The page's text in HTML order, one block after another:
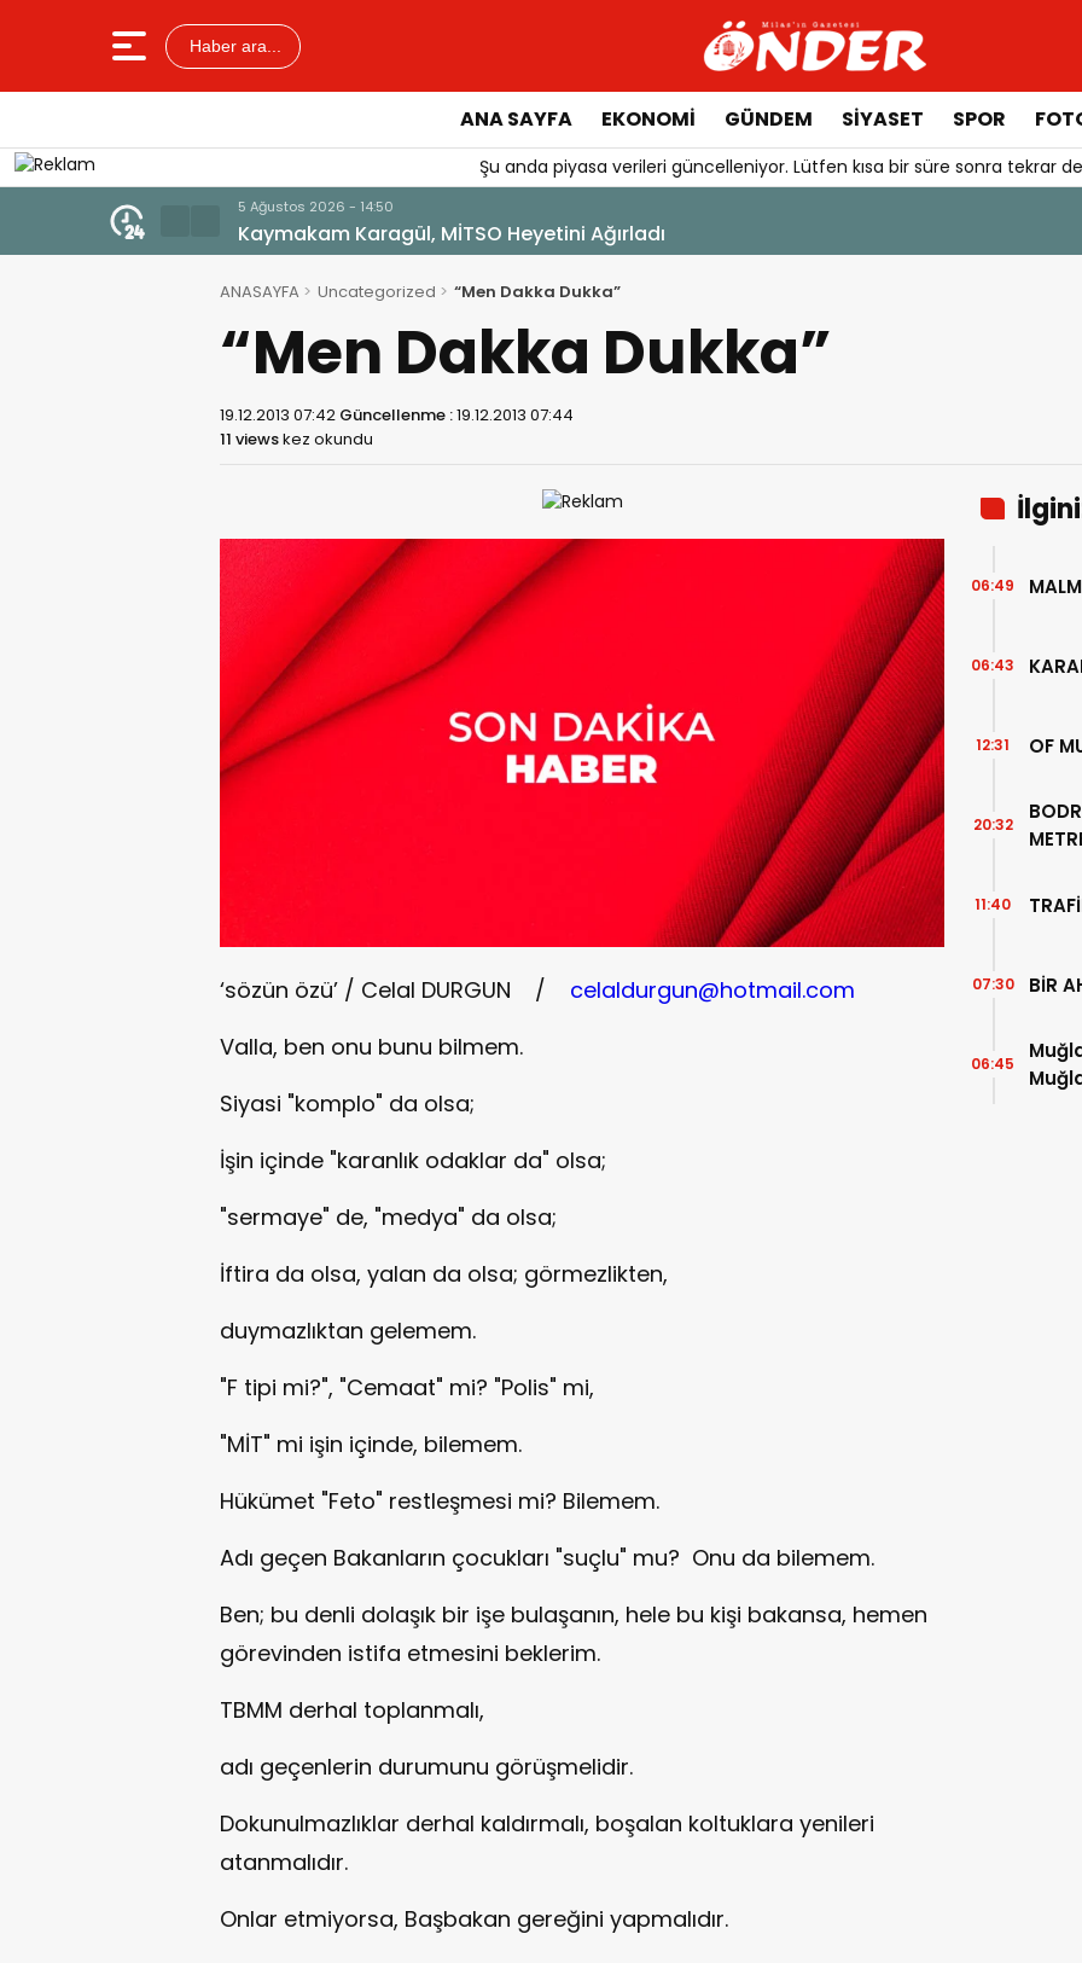
Haber ara...
ANA SAYFA EKONOMİ GÜNDEM SİYASET SPOR
Şu anda piyasa verileri güncelleniyor. Lütfen kısa bir süre sonra tekrar
5 Ağustos 2026 - 14:50
Kaymakam Karagül, MİTSO Heyetini Ağırladı
ANASAYFA Uncategorized “Men Dakka Dukka”
“Men Dakka Dukka”
19.12.2013 07:42 Güncellenme :19.12.2013 07:44
11 viewskez okundu
‘sözün özü’ / Celal DURGUN / celaldurgun@hotmail.com
Valla, ben onu bunu bilmem.
Siyasi "komplo" da olsa;
İşin içinde "karanlık odaklar da" olsa;
"sermaye" de, "medya" da olsa;
İftira da olsa, yalan da olsa; görmezlikten,
duymazlıktan gelemem.
"F tipi mi?", "Cemaat" mi? "Polis" mi,
"MİT" mi işin içinde, bilemem.
Hükümet "Feto" restleşmesi mi? Bilemem.
Adı geçen Bakanların çocukları "suçlu" mu? Onu da bilemem.
Ben; bu denli dolaşık bir işe bulaşanın, hele bu kişi bakansa, hemen
görevinden istifa etmesini beklerim.
TBMM derhal toplanmalı,
adı geçenlerin durumunu görüşmelidir.
Dokunulmazlıklar derhal kaldırmalı, boşalan koltuklara yenileri
atanmalıdır.
Onlar etmiyorsa, Başbakan gereğini yapmalıdır.
06:49
06:43
OF
12:31
20:32
11:40
BİR
07:30
06:45